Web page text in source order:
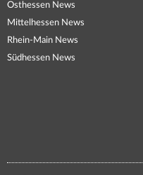
Osthessen News
Mittelhessen News
Rhein-Main News
Südhessen News